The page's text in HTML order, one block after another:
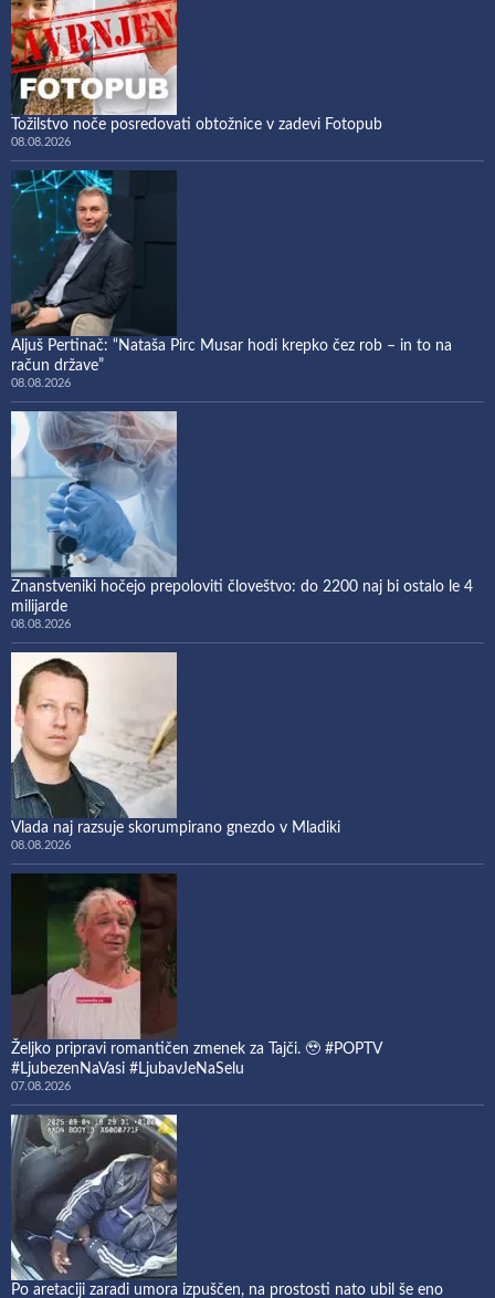
Tožilstvo noče posredovati obtožnice v zadevi Fotopub
08.08.2026
Aljuš Pertinač: “Nataša Pirc Musar hodi krepko čez rob – in to na
račun države”
08.08.2026
Znanstveniki hočejo prepoloviti človeštvo: do 2200 naj bi ostalo le 4
milijarde
08.08.2026
Vlada naj razsuje skorumpirano gnezdo v Mladiki
08.08.2026
Željko pripravi romantičen zmenek za Tajči. 🥹 #POPTV
#LjubezenNaVasi #LjubavJeNaSelu
07.08.2026
Po aretaciji zaradi umora izpuščen, na prostosti nato ubil še eno